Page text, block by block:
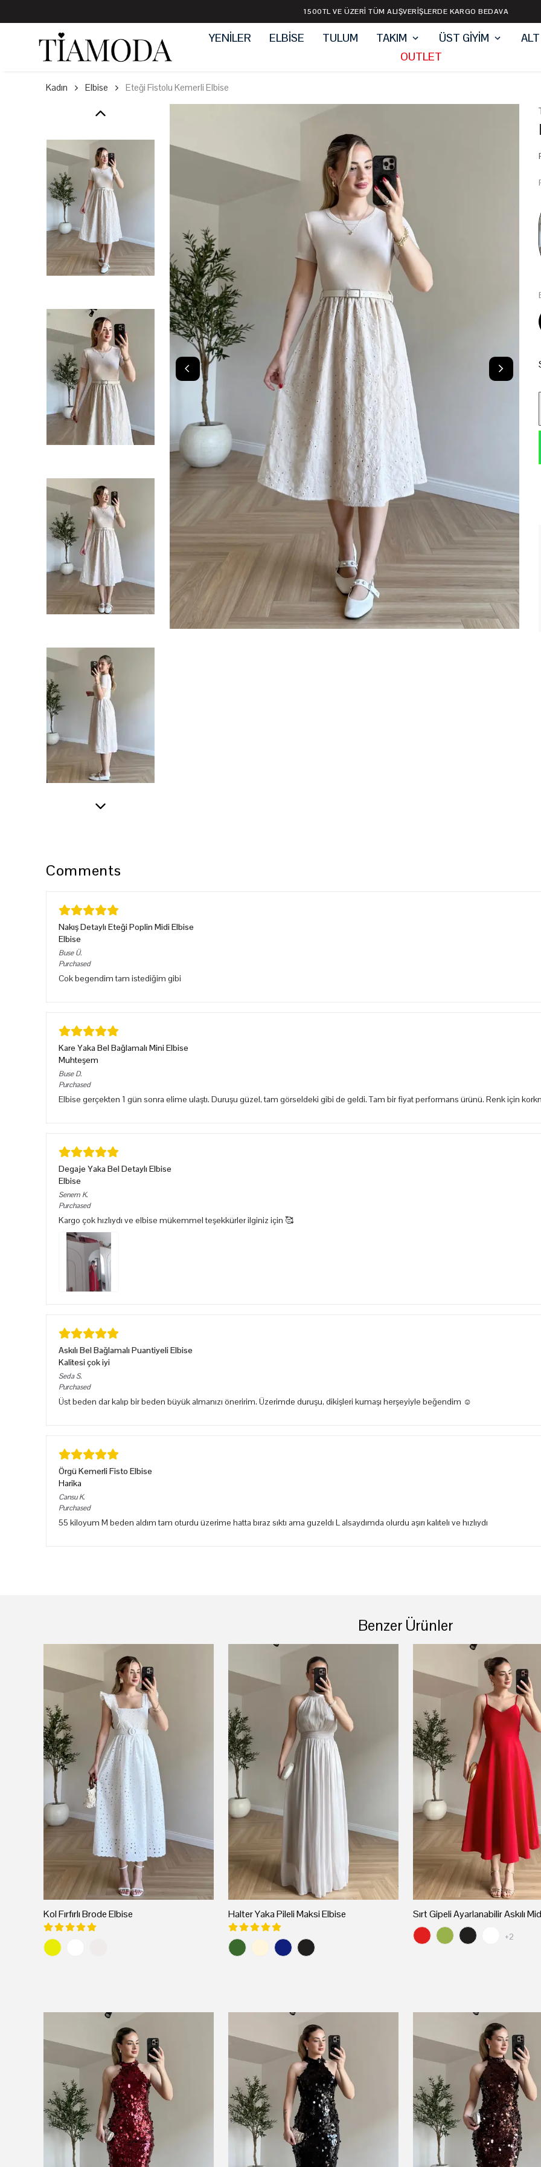
1500TL VE ÜZERİ TÜM ALIŞVERİŞLERDE KARGO BEDAVA
YENİLER ELBİSE TULUM TAKIM ÜST GİYİM
OUTLET
Kadın Elbise Eteği Fistolu Kemerli Elbise
Comments
Nakış Detaylı Eteği Poplin Midi Elbise
Elbise
Buse Ü.
Purchased
Cok begendim tam istediğim gibi
Kare Yaka Bel Bağlamalı Mini Elbise
Muhteşem
Buse D.
Purchased
Elbise gerçekten 1 gün sonra elime ulaştı. Duruşu güzel, tam görseldeki gibi de geldi. Tam bir fiyat performans ürünü. Renk için
Degaje Yaka Bel Detaylı Elbise
Elbise
Senem K.
Purchased
Kargo çok hızlıydı ve elbise mükemmel teşekkürler ilginiz için 🥰
Askılı Bel Bağlamalı Puantiyeli Elbise
Kalitesi çok iyi
Seda S.
Purchased
Üst beden dar kalıp bir beden büyük almanızı öneririm. Üzerimde duruşu, dikişleri kumaşı herşeyiyle beğendim ☺️
Örgü Kemerli Fisto Elbise
Harika
Cansu K.
Purchased
55 kiloyum M beden aldım tam oturdu üzerime hatta bıraz sıktı ama guzeldı L alsaydımda olurdu aşırı kalıtelı ve hızlıydı
Benzer Ürünler
Kol Fırfırlı Brode Elbise Halter Yaka Pileli Maksi Elbise Sırt Gipeli Ayarlanabilir Askılı
+2